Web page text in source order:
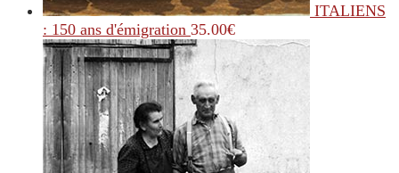
ITALIENS
: 150 ans d'émigration 35.00€